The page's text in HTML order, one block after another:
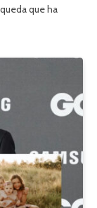
que ha